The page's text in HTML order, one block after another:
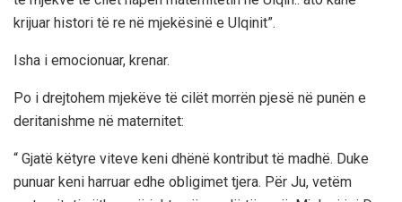
krijuar histori të re në mjekësinë e Ulqinit”.
Isha i emocionuar, krenar.
Po i drejtohem mjekëve të cilët morrën pjesë në punën e
deritanishme në maternitet:
“ Gjatë këtyre viteve keni dhënë kontribut të madhë. Duke
punuar keni harruar edhe obligimet tjera. Për Ju, vetëm